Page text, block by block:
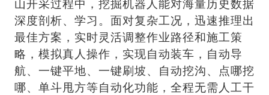
山开采过程中，挖掘机器人能对海量历史数据
深度剖析、学习。面对复杂工况，迅速推理出
最佳方案，实时灵活调整作业路径和施工策
略，模拟真人操作，实现自动装车，自动导
航、一键平地、一键刷坡、自动挖沟、点哪挖
哪、单斗甩方等自动化功能，全程无需人工干